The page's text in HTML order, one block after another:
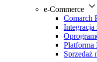
e-Commerce
Comarch
Integracja
Platforma
Sprzedaż